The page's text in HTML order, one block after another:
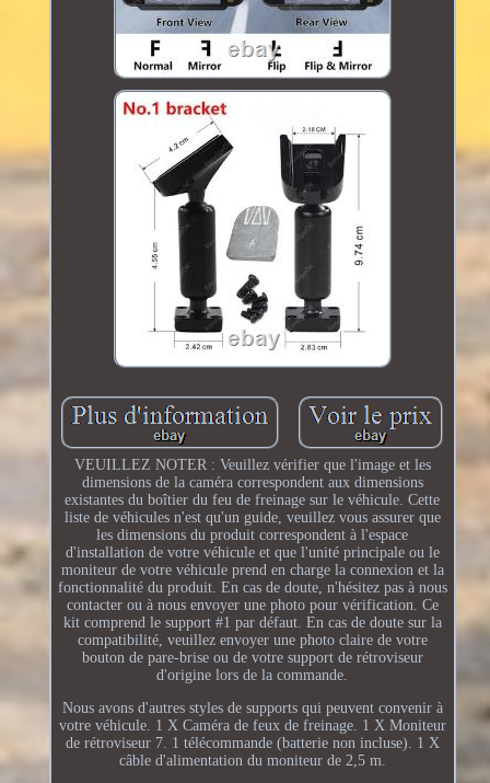
VEUILLEZ NOTER : Veuillez vérifier que l'image et les
dimensions de la caméra correspondent aux dimensions
existantes du boîtier du feu de freinage sur le véhicule. Cette
liste de véhicules n'est qu'un guide, veuillez vous assurer que
les dimensions du produit correspondent à l'espace
d'installation de votre véhicule et que l'unité principale ou le
moniteur de votre véhicule prend en charge la connexion et la
fonctionnalité du produit. En cas de doute, n'hésitez pas à nous
contacter ou à nous envoyer une photo pour vérification. Ce
kit comprend le support #1 par défaut. En cas de doute sur la
compatibilité, veuillez envoyer une photo claire de votre
bouton de pare-brise ou de votre support de rétroviseur
d'origine lors de la commande.
Nous avons d'autres styles de supports qui peuvent convenir à
votre véhicule. 1 X Caméra de feux de freinage. 1 X Moniteur
de rétroviseur 7. 1 télécommande (batterie non incluse). 1 X
câble d'alimentation du moniteur de 2,5 m.